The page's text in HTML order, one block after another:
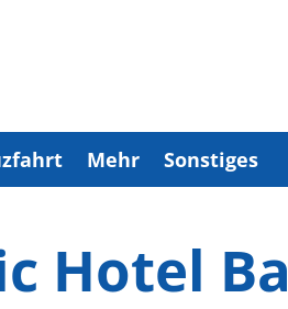
Mehr Sonstiges
Hotel